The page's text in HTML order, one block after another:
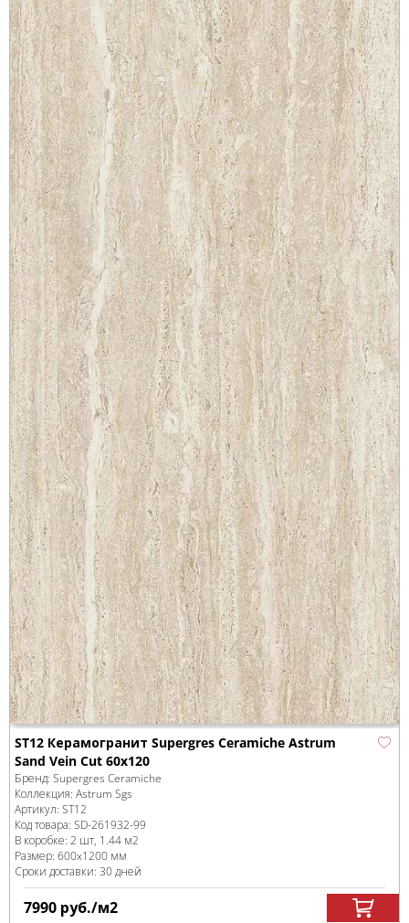
ST12 Керамогранит Supergres Ceramiche Astrum
Sand Vein Cut 60x120
Бренд: Supergres Ceramiche
Коллекция: Astrum Sgs
Артикул: ST12
Код товара: SD-261932-99
В коробке: 2 шт, 1.44 м2
Размер: 600x1200 мм
Сроки доставки: 30 дней
7990 руб./м2